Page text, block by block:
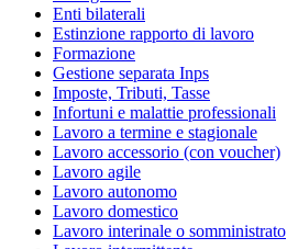
Enti bilaterali
Estinzione rapporto di lavoro
Formazione
Gestione separata Inps
Imposte, Tributi, Tasse
Infortuni e malattie professionali
Lavoro a termine e stagionale
Lavoro accessorio (con voucher)
Lavoro agile
Lavoro autonomo
Lavoro domestico
Lavoro interinale o somministrato